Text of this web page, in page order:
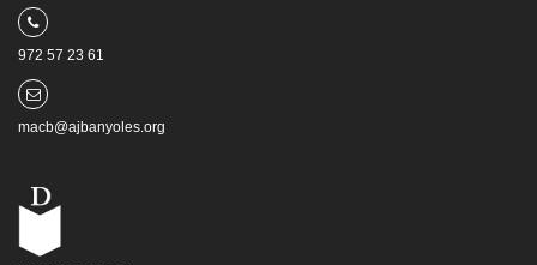
972 57 23 61
macb@ajbanyoles.org